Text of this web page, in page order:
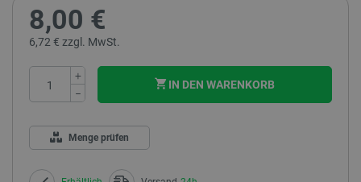
8,00 €
6,72 € zzgl. MwSt.
+
−
IN DEN WARENKORB
Menge prüfen